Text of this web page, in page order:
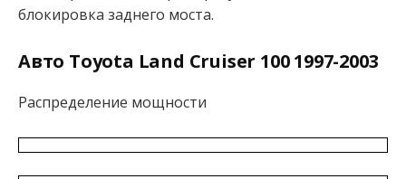
блокировка заднего моста.
Авто Toyota Land Cruiser 100 1997-2003
Распределение мощности